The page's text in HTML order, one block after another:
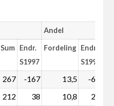
Andel
Sum Endr.
S1997
Fordeling Endr.
S1997
267 -167 13,5 -6,4
212 38 10,8 2,7